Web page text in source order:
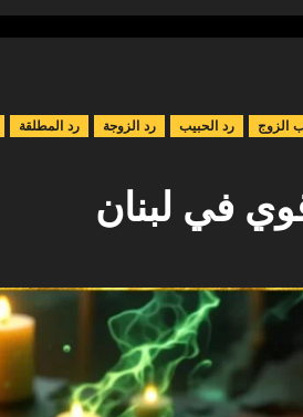
الزوج رد الحبيب رد الزوجة رد المطلقة
في لبنان